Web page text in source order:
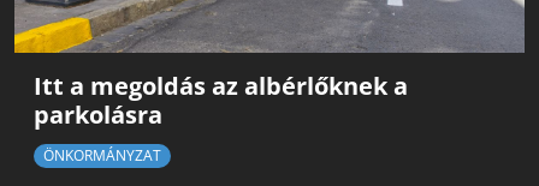
Itt a megoldás az albérlőknek a
parkolásra
ÖNKORMÁNYZAT